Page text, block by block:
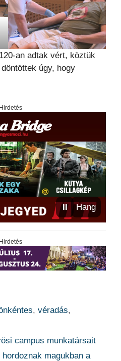
an adtak vért, köztük
úgy, hogy
⏸ Hang
,véradás,
campus munkatársait
magukban a